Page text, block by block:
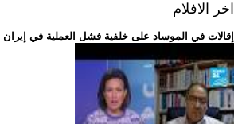
اخر الافلام
.. إقالات في الموساد على خلفية فشل العملية في إيران